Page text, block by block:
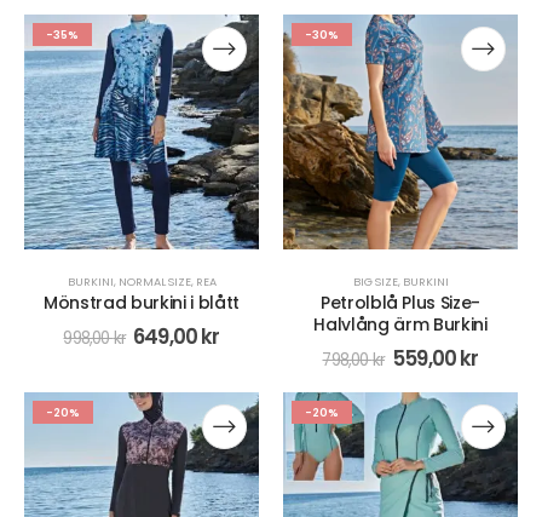
-35%
BURKINI, NORMAL SIZE, REA
Mönstrad burkini i blått
998,00kr 649,00kr
-30%
BIG SIZE, BURKINI
Petrolblå Plus Size-
Halvlång ärm Burkini
798,00kr 559,00kr
-20% -20%